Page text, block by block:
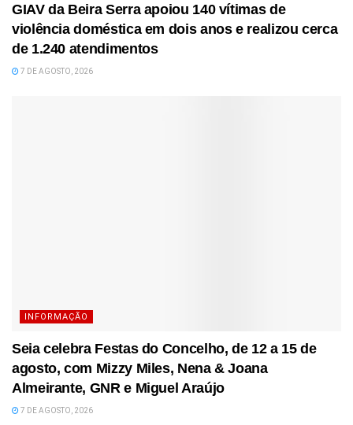
GIAV da Beira Serra apoiou 140 vítimas de
violência doméstica em dois anos e realizou cerca
de 1.240 atendimentos
7 DE AGOSTO, 2026
INFORMAÇÃO
Seia celebra Festas do Concelho, de 12 a 15 de
agosto, com Mizzy Miles, Nena & Joana
Almeirante, GNR e Miguel Araújo
7 DE AGOSTO, 2026